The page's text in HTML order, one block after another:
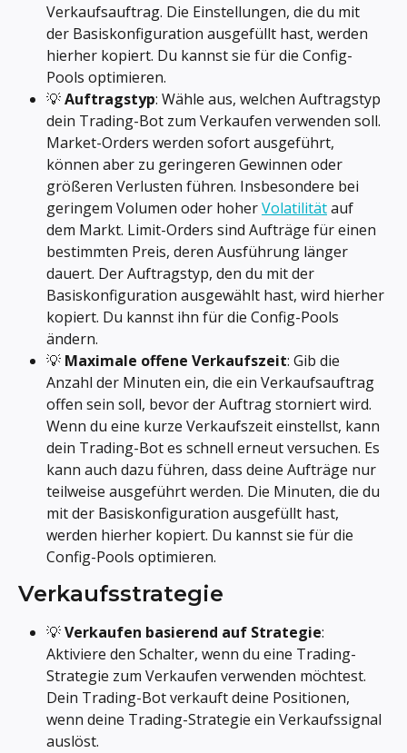
Verkaufsauftrag. Die Einstellungen, die du mit
der Basiskonfiguration ausgefüllt hast, werden
hierher kopiert. Du kannst sie für die Config-
Pools optimieren.
💡 Auftragstyp: Wähle aus, welchen Auftragstyp
dein Trading-Bot zum Verkaufen verwenden soll.
Market-Orders werden sofort ausgeführt,
können aber zu geringeren Gewinnen oder
größeren Verlusten führen. Insbesondere bei
geringem Volumen oder hoher Volatilität auf
dem Markt. Limit-Orders sind Aufträge für einen
bestimmten Preis, deren Ausführung länger
dauert. Der Auftragstyp, den du mit der
Basiskonfiguration ausgewählt hast, wird hierher
kopiert. Du kannst ihn für die Config-Pools
ändern.
💡 Maximale offene Verkaufszeit: Gib die
Anzahl der Minuten ein, die ein Verkaufsauftrag
offen sein soll, bevor der Auftrag storniert wird.
Wenn du eine kurze Verkaufszeit einstellst, kann
dein Trading-Bot es schnell erneut versuchen. Es
kann auch dazu führen, dass deine Aufträge nur
teilweise ausgeführt werden. Die Minuten, die du
mit der Basiskonfiguration ausgefüllt hast,
werden hierher kopiert. Du kannst sie für die
Config-Pools optimieren.
Verkaufsstrategie
💡 Verkaufen basierend auf Strategie:
Aktiviere den Schalter, wenn du eine Trading-
Strategie zum Verkaufen verwenden möchtest.
Dein Trading-Bot verkauft deine Positionen,
wenn deine Trading-Strategie ein Verkaufssignal
auslöst.